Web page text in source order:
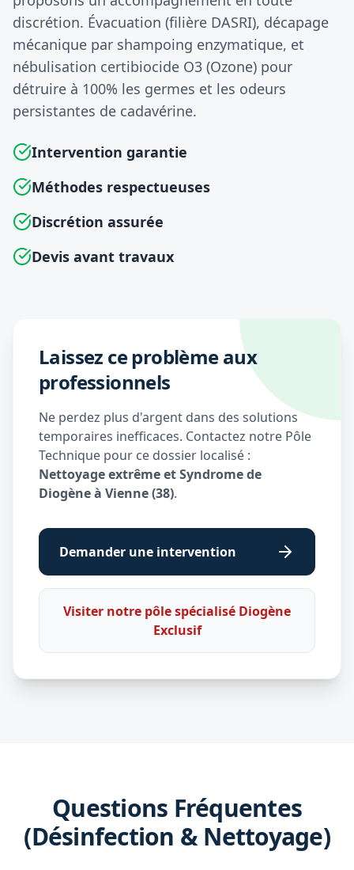
discrétion. Évacuation (filière DASRI), décapage
mécanique par shampoing enzymatique, et
nébulisation certibiocide O3 (Ozone) pour
détruire à 100% les germes et les odeurs
persistantes de cadavérine.
Intervention garantie
Méthodes respectueuses
Discrétion assurée
Devis avant travaux
Laissez ce problème aux
professionnels
Ne perdez plus d'argent dans des solutions
temporaires inefficaces. Contactez notre Pôle
Technique pour ce dossier localisé :
Nettoyage extrême et Syndrome de
Diogène à Vienne (38).
Demander une intervention
Visiter notre pôle spécialisé Diogène
Exclusif
Questions Fréquentes
(Désinfection & Nettoyage)